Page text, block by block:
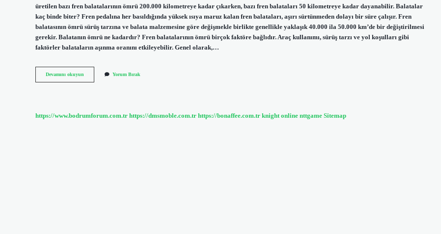
üretilen bazı fren balatalarının ömrü 200.000 kilometreye kadar çıkarken, bazı fren balataları 50 kilometreye kadar dayanabilir. Balatalar
kaç binde biter? Fren pedalına her basıldığında yüksek ısıya maruz kalan fren balataları, aşırı sürtünmeden dolayı bir süre çalışır. Fren
balatasının ömrü sürüş tarzına ve balata malzemesine göre değişmekle birlikte genellikle yaklaşık 40.000 ila 50.000 km’de bir değiştirilmesi
gerekir. Balatanın ömrü ne kadardır? Fren balatalarının ömrü birçok faktöre bağlıdır. Araç kullanımı, sürüş tarzı ve yol koşulları gibi
faktörler balataların aşınma oranını etkileyebilir. Genel olarak,…
Devamını okuyun
Binde
Yorum Bırak
https://www.bodrumforum.com.tr https://dmsmoble.com.tr https://bonaffee.com.tr knight online nttgame Sitemap